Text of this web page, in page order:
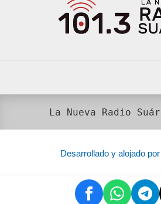
La Nueva Radio
Desarrollado y alojado